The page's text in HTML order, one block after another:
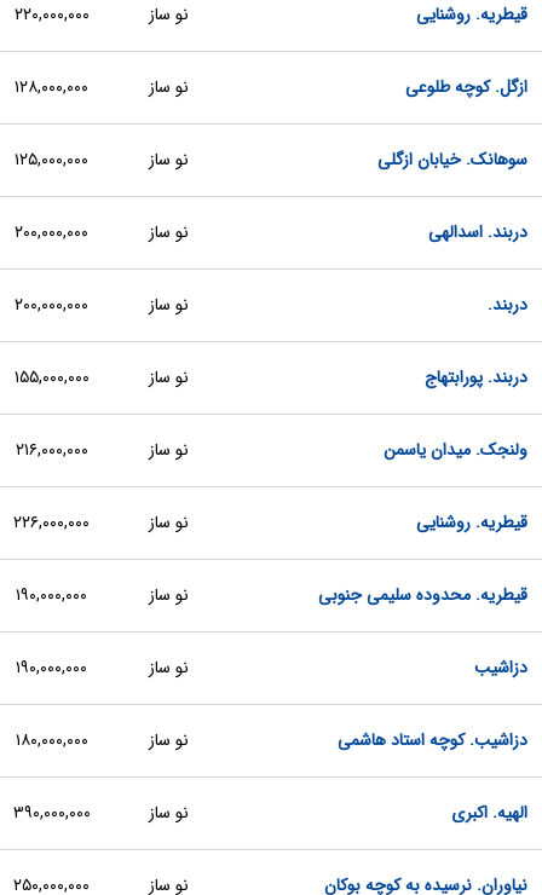
قیطریه. روشنایی نو ساز ۲۲۰,۰۰۰,۰۰۰
ازگل. کوچه طلوعی نو ساز ۱۲۸,۰۰۰,۰۰۰
سوهانک. خیابان ازگلی نو ساز ۱۲۵,۰۰۰,۰۰۰
دربند. اسدالهی نو ساز ۲۰۰,۰۰۰,۰۰۰
دربند. نو ساز ۲۰۰,۰۰۰,۰۰۰
دربند. پورابتهاج نو ساز ۱۵۵,۰۰۰,۰۰۰
ولنجک. میدان یاسمن نو ساز ۲۱۶,۰۰۰,۰۰۰
قیطریه. روشنایی نو ساز ۲۲۶,۰۰۰,۰۰۰
قیطریه. محدوده سلیمی جنوبی نو ساز ۱۹۰,۰۰۰,۰۰۰
دزاشیب نو ساز ۱۹۰,۰۰۰,۰۰۰
دزاشیب. کوچه استاد هاشمی نو ساز ۱۸۰,۰۰۰,۰۰۰
الهیه. اکبری نو ساز ۳۹۰,۰۰۰,۰۰۰
نیاوران. نرسیده به کوچه بوکان نو ساز ۲۵۰,۰۰۰,۰۰۰